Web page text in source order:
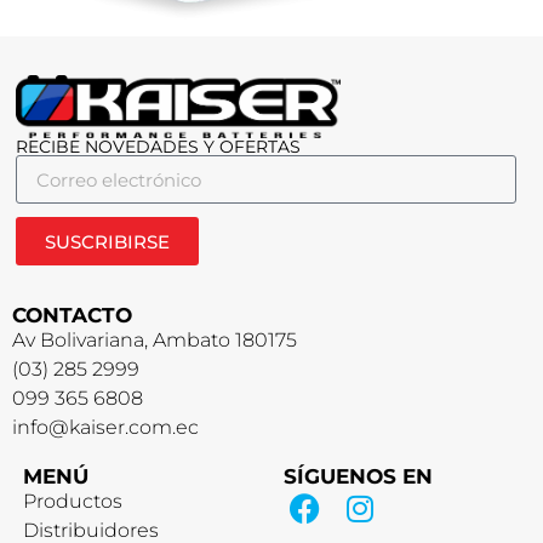
RECIBE NOVEDADES Y OFERTAS
SUSCRIBIRSE
CONTACTO
Av Bolivariana, Ambato 180175
(03) 285 2999
099 365 6808
info@kaiser.com.ec
MENÚ
Productos
Distribuidores
SÍGUENOS EN